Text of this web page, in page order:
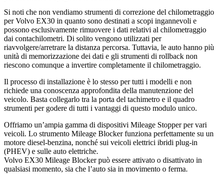
Si noti che non vendiamo strumenti di correzione del chilometraggio
per Volvo EX30 in quanto sono destinati a scopi ingannevoli e
possono esclusivamente rimuovere i dati relativi al chilometraggio
dai contachilometri. Di solito vengono utilizzati per
riavvolgere/arretrare la distanza percorsa. Tuttavia, le auto hanno più
unità di memorizzazione dei dati e gli strumenti di rollback non
riescono comunque a invertire completamente il chilometraggio.
Il processo di installazione è lo stesso per tutti i modelli e non
richiede una conoscenza approfondita della manutenzione del
veicolo. Basta collegarlo tra la porta del tachimetro e il quadro
strumenti per godere di tutti i vantaggi di questo modulo unico.
Offriamo un’ampia gamma di dispositivi Mileage Stopper per vari
veicoli. Lo strumento Mileage Blocker funziona perfettamente su un
motore diesel-benzina, nonché sui veicoli elettrici ibridi plug-in
(PHEV) e sulle auto elettriche.
Volvo EX30 Mileage Blocker può essere attivato o disattivato in
qualsiasi momento, sia che l’auto sia in movimento o ferma.